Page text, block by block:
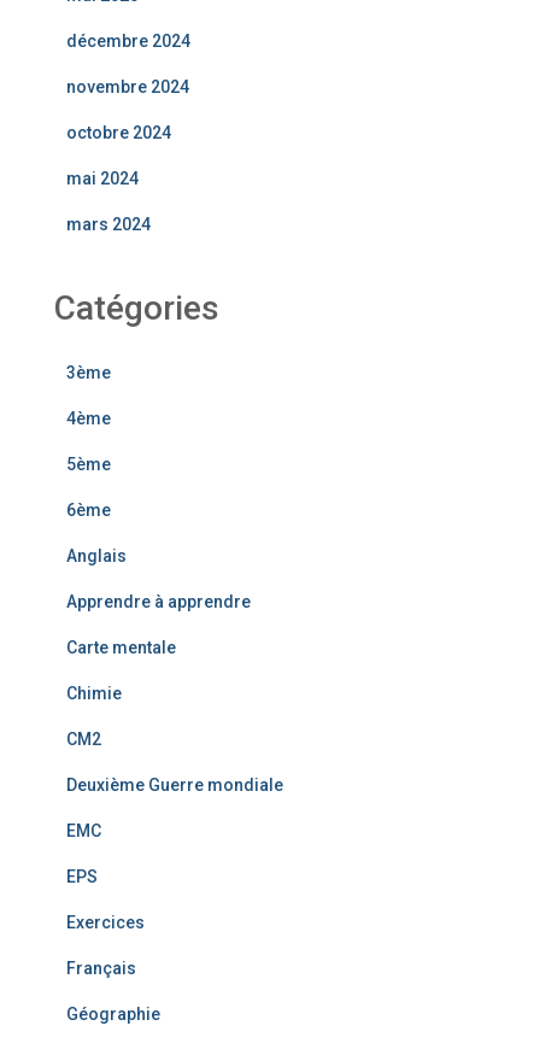
décembre 2024
novembre 2024
octobre 2024
mai 2024
mars 2024
Catégories
3ème
4ème
5ème
6ème
Anglais
Apprendre à apprendre
Carte mentale
Chimie
CM2
Deuxième Guerre mondiale
EMC
EPS
Exercices
Français
Géographie